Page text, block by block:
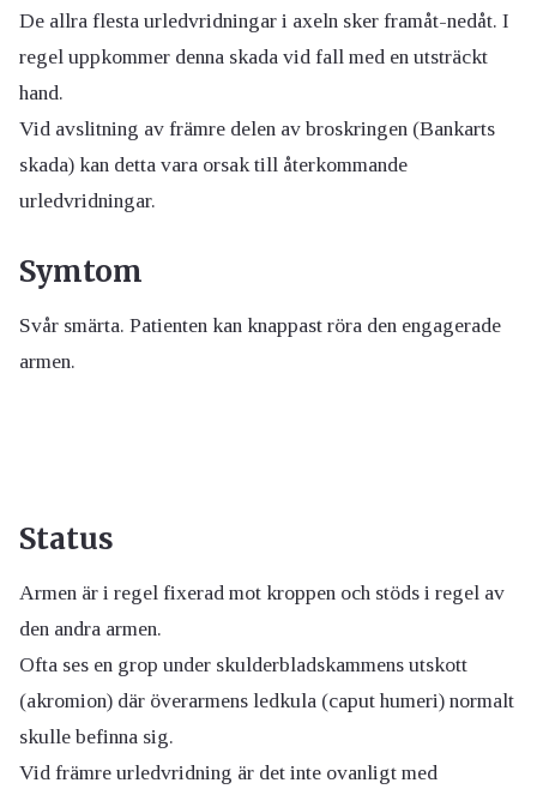
De allra flesta urledvridningar i axeln sker framåt-nedåt. I
regel uppkommer denna skada vid fall med en utsträckt
hand.
Vid avslitning av främre delen av broskringen (Bankarts
skada) kan detta vara orsak till återkommande
urledvridningar.
Symtom
Svår smärta. Patienten kan knappast röra den engagerade
armen.
Status
Armen är i regel fixerad mot kroppen och stöds i regel av
den andra armen.
Ofta ses en grop under skulderbladskammens utskott
(akromion) där överarmens ledkula (caput humeri) normalt
skulle befinna sig.
Vid främre urledvridning är det inte ovanligt med